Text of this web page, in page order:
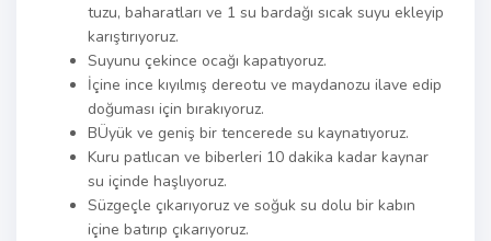
tuzu, baharatları ve 1 su bardağı sıcak suyu ekleyip
karıştırıyoruz.
Suyunu çekince ocağı kapatıyoruz.
İçine ince kıyılmış dereotu ve maydanozu ilave edip
doğuması için bırakıyoruz.
BÜyük ve geniş bir tencerede su kaynatıyoruz.
Kuru patlıcan ve biberleri 10 dakika kadar kaynar
su içinde haşlıyoruz.
Süzgeçle çıkarıyoruz ve soğuk su dolu bir kabın
içine batırıp çıkarıyoruz.